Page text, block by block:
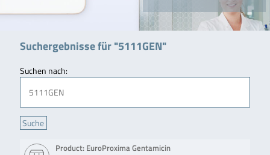
Suchergebnisse für "5111GEN"
Suchen nach:
Product: EuroProxima Gentamicin